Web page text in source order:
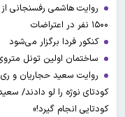
روایت هاشمی رفسنجانی
۱۵۰۰ نفر در اعتراضات
کنکور فردا برگزار می‌شود
ساختمان اولین تونل
روایت سعید حجاریان و ری
کودتای نوژه را لو دادند/
کودتایی انجام گیرد!»